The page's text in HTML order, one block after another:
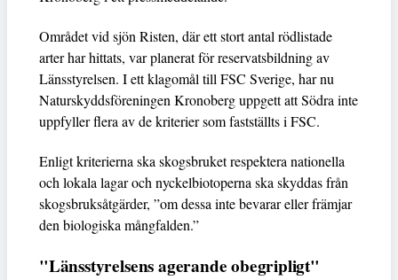
Området vid sjön Risten, där ett stort antal rödlistade
arter har hittats, var planerat för reservatsbildning av
Länsstyrelsen. I ett klagomål till FSC Sverige, har nu
Naturskyddsföreningen Kronoberg uppgett att Södra inte
uppfyller flera av de kriterier som fastställts i FSC.
Enligt kriterierna ska skogsbruket respektera nationella
och lokala lagar och nyckelbiotoperna ska skyddas från
skogsbruksåtgärder, ”om dessa inte bevarar eller främjar
den biologiska mångfalden.”
"Länsstyrelsens agerande obegripligt"